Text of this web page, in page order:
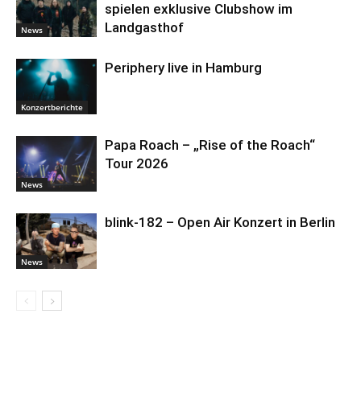
News
spielen exklusive Clubshow im
Landgasthof
Konzertberichte
Periphery live in Hamburg
News
Papa Roach – „Rise of the Roach“
Tour 2026
News
blink-182 – Open Air Konzert in Berlin